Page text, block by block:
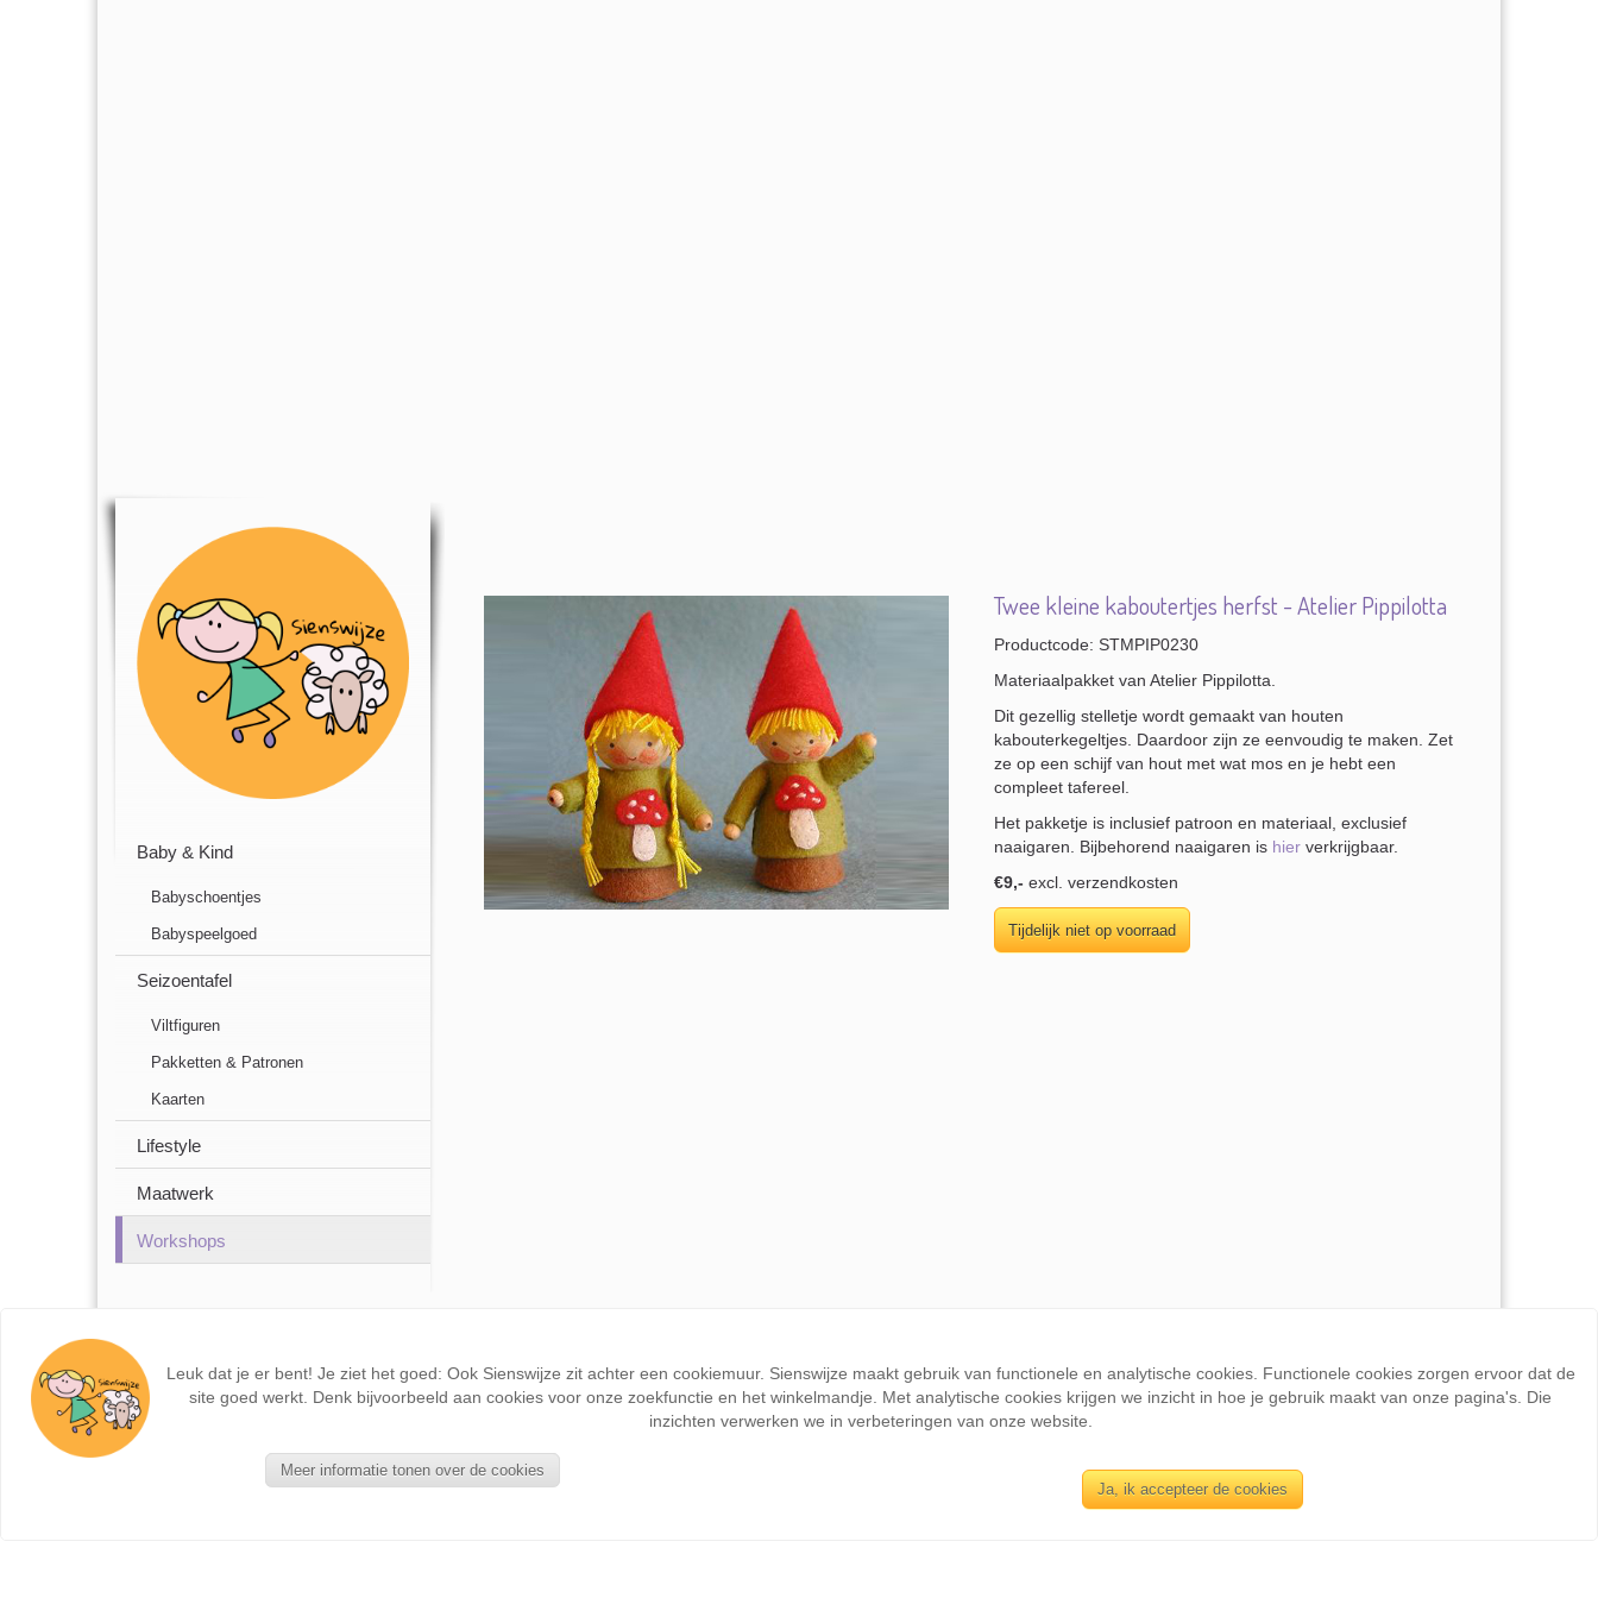
Twee kleine kaboutertjes herfst - Atelier Pippilotta
Productcode: STMPIP0230
Materiaalpakket van Atelier Pippilotta.
Dit gezellig stelletje wordt gemaakt van houten
kabouterkegeltjes. Daardoor zijn ze eenvoudig te maken. Zet
ze op een schijf van hout met wat mos en je hebt een
compleet tafereel.
Het pakketje is inclusief patroon en materiaal, exclusief
naaigaren. Bijbehorend naaigaren is hier verkrijgbaar.
€9,- excl. verzendkosten
Baby & Kind
Babyschoentjes
Babyspeelgoed
Seizoentafel
Viltfiguren
Pakketten & Patronen
Kaarten
Lifestyle
Maatwerk
Workshops
NIEUWE PRODUCTEN INFORMATIE
Leuk dat je er bent! Je ziet het goed: Ook Sienswijze zit achter een cookiemuur. Sienswijze maakt gebruik van functionele en analytische cookies. Functionele cookies zorgen ervoor dat de
site goed werkt. Denk bijvoorbeeld aan cookies voor onze zoekfunctie en het winkelmandje. Met analytische cookies krijgen we inzicht in hoe je gebruik maakt van onze pagina's. Die
inzichten verwerken we in verbeteringen van onze website.
Meer informatie tonen over de cookies
Ja, ik accepteer de cookies